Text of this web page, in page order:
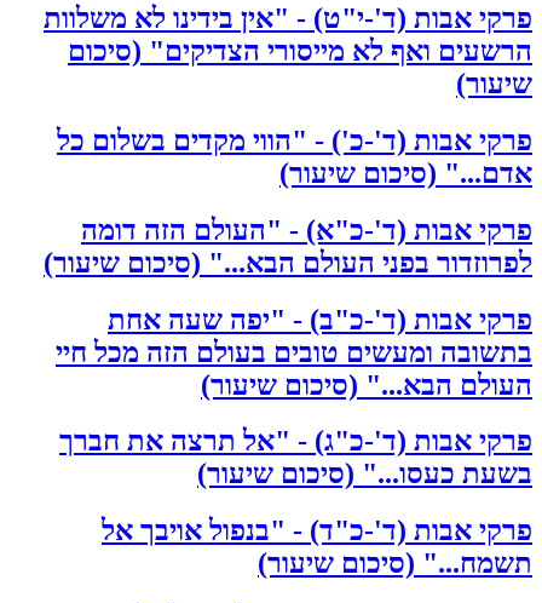
פרקי אבות (ד'-י"ט) - "אין בידינו לא משלוות
הרשעים ואף לא מייסורי הצדיקים" (סיכום
שיעור)
פרקי אבות (ד'-כ') - "הווי מקדים בשלום כל
אדם..." (סיכום שיעור)
פרקי אבות (ד'-כ"א) - "העולם הזה דומה
לפרוזדור בפני העולם הבא..." (סיכום שיעור)
פרקי אבות (ד'-כ"ב) - "יפה שעה אחת
בתשובה ומעשים טובים בעולם הזה מכל חיי
העולם הבא..." (סיכום שיעור)
פרקי אבות (ד'-כ"ג) - "אל תרצה את חברך
בשעת כעסו..." (סיכום שיעור)
פרקי אבות (ד'-כ"ד) - "בנפול אויבך אל
תשמח..." (סיכום שיעור)